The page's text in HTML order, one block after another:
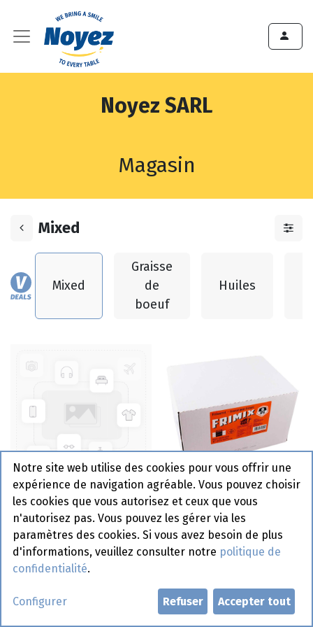
Noyez SARL
Magasin
Mixed
Mixed
Graisse
de
boeuf
Huiles
Frimix Gold Frit Is It 4 x
2,5 kg
Frimix Classic Frit Is It 4
x 2,5 kg
Notre site web utilise des cookies pour vous offrir une
expérience de navigation agréable. Vous pouvez choisir
les cookies que vous autorisez et ceux que vous
n'autorisez pas. Vous pouvez les gérer via les
paramètres des cookies. Si vous avez besoin de plus
d'informations, veuillez consulter notre politique de
confidentialité.
Configurer Refuser Accepter tout